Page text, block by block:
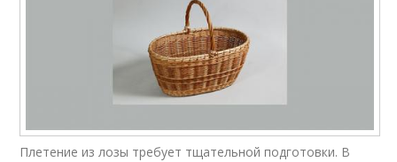
Плетение из лозы требует тщательной подготовки. В